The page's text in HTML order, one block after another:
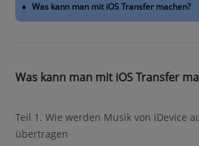
Was kann man mit iOS Transfer machen?
Was kann man mit iOS Transfer
Teil 1. Wie werden Musik von iDevice
übertragen